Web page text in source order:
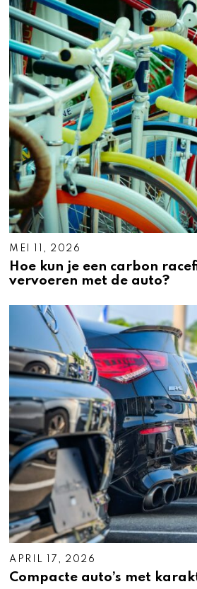
MEI 11, 2026
Hoe kun je een carbon
vervoeren met de auto?
APRIL 17, 2026
P
R
Compacte auto’s met